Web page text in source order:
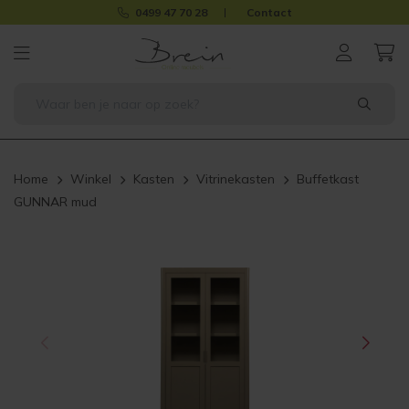
0499 47 70 28 Contact
Home Winkel Kasten Vitrinekasten
Buffetkast
GUNNAR mud